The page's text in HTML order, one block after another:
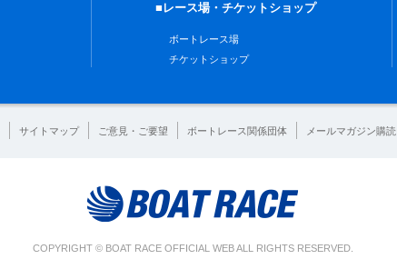
■レース場・チケットショップ
ボートレース場
チケットショップ
サイトマップ ご意見・ご要望 ボートレース関係団体 メールマガジン購読
COPYRIGHT © BOAT RACE OFFICIAL WEB ALL RIGHTS RESERVED.